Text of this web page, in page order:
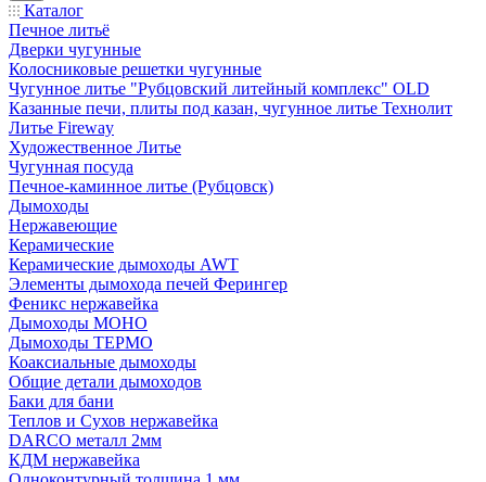
Каталог
Печное литьё
Дверки чугунные
Колосниковые решетки чугунные
Чугунное литье "Рубцовский литейный комплекс" OLD
Казанные печи, плиты под казан, чугунное литье Технолит
Литье Fireway
Художественное Литье
Чугунная посуда
Печное-каминное литье (Рубцовск)
Дымоходы
Нержавеющие
Керамические
Керамические дымоходы AWT
Элементы дымохода печей Ферингер
Феникс нержавейка
Дымоходы МОНО
Дымоходы ТЕРМО
Коаксиальные дымоходы
Общие детали дымоходов
Баки для бани
Теплов и Сухов нержавейка
DARCO металл 2мм
КДМ нержавейка